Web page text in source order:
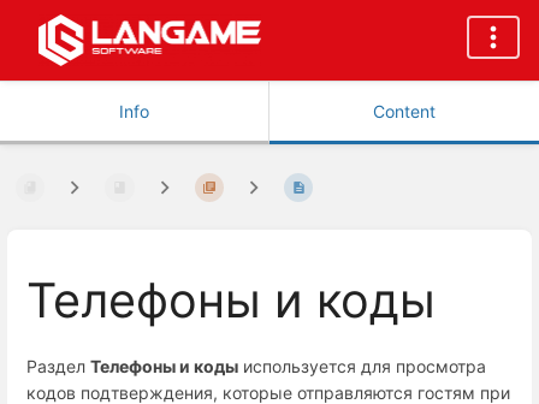
Info Content
Телефоны и коды
Раздел Телефоны и коды используется для просмотра
кодов подтверждения, которые отправляются гостям при